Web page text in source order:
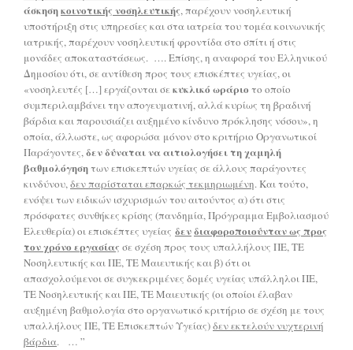
άσκησηκοινοτικής νοσηλευτικής, παρέχουν νοσηλευτική
υποστήριξη στις υπηρεσίες και στα ιατρεία του τομέα κοινωνικής
ιατρικής, παρέχουν νοσηλευτική φροντίδα στο σπίτι ή στις
μονάδες αποκαταστάσεως. …. Επίσης, η αναφορά του Ελληνικού
Δημοσίου ότι, σε αντίθεση προς τους επισκέπτες υγείας, οι
«νοσηλευτές […] εργάζονται σεκυκλικό ωράριο το οποίο
συμπεριλαμβάνει την απογευματινή, αλλά κυρίως τη βραδινή
βάρδια και παρουσιάζει αυξημένο κίνδυνο πρόκλησης νόσου», η
οποία, άλλωστε, ως αφορώσα μόνον στο κριτήριο Οργανωτικοί
Παράγοντες,δεν δύναται να αιτιολογήσει τη χαμηλή
βαθμολόγησητων επισκεπτών υγείας σε άλλους παράγοντες
κινδύνου,δεν παρίσταται επαρκώς τεκμηριωμένη. Και τούτο,
ενόψει των ειδικών ισχυρισμών του αιτούντος α) ότι στις
πρόσφατες συνθήκες κρίσης (πανδημία, Πρόγραμμα Εμβολιασμού
Ελευθερία) οι επισκέπτες υγείας δενδιαφοροποιούνταν ως προς
τον χρόνο εργασίας σε σχέση προς τους υπαλλήλους ΠΕ, ΤΕ
Νοσηλευτικής και ΠΕ, ΤΕ Μαιευτικής και β) ότι οι
απασχολούμενοι σε συγκεκριμένες δομές υγείας υπάλληλοι ΠΕ,
ΤΕ Νοσηλευτικής και ΠΕ, ΤΕ Μαιευτικής (οι οποίοι έλαβαν
αυξημένη βαθμολογία στο οργανωτικό κριτήριο σε σχέση με τους
υπαλλήλους ΠΕ, ΤΕ Επισκεπτών Υγείας)δεν εκτελούν νυχτερινή
βάρδια. … ”